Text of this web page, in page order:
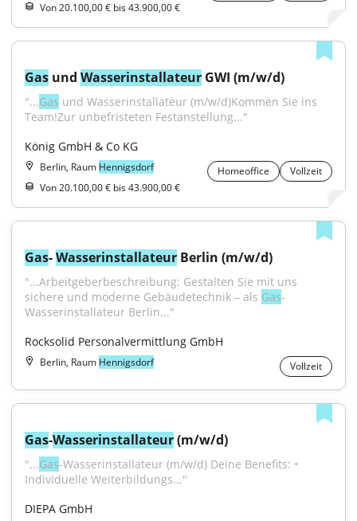
Von 20.100,00 € bis 43.900,00 €
Gas und Wasserinstallateur GWI (m/w/d)
"...Gas und Wasserinstallateur (m/w/d)Kommen Sie ins
Team!Zur unbefristeten Festanstellung..."
König GmbH & Co KG
Berlin, Raum Hennigsdorf Homeoffice
Vollzeit
Von 20.100,00 € bis 43.900,00 €
Gas- Wasserinstallateur Berlin (m/w/d)
"...Arbeitgeberbeschreibung: Gestalten Sie mit uns
sichere und moderne Gebäudetechnik – als Gas-
Wasserinstallateur Berlin..."
Rocksolid Personalvermittlung GmbH
Berlin, Raum Hennigsdorf Vollzeit
Gas-Wasserinstallateur (m/w/d)
"...Gas-Wasserinstallateur (m/w/d) Deine Benefits: •
Individuelle Weiterbildungs..."
DIEPA GmbH